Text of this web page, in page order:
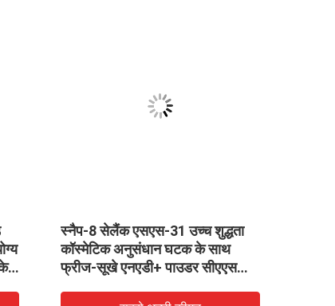
स्नैप-8 सेलैंक एसएस-31 उच्च शुद्धता
कॉस्मेटिक अनुसंधान घटक के साथ
फ्रीज-सूखे एनएडी+ पाउडर सीएएस